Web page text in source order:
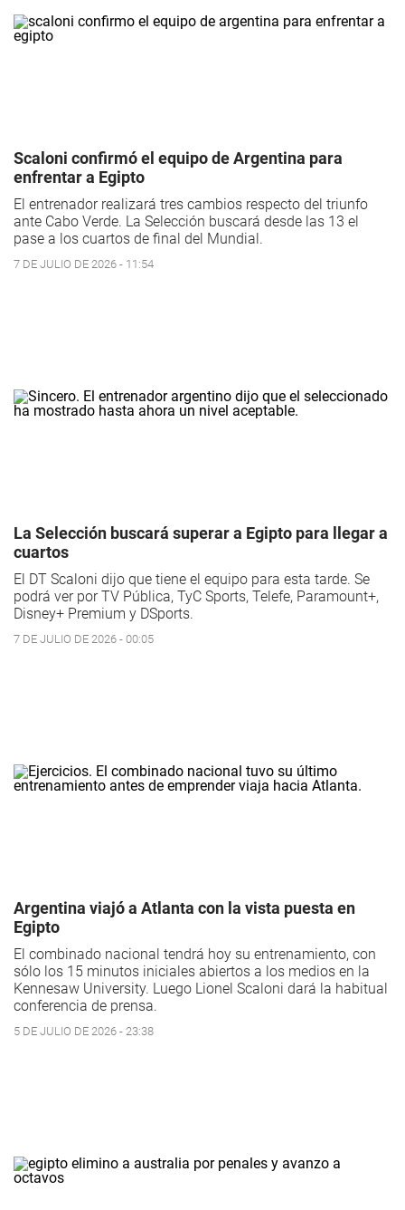
Scaloni confirmó el equipo de Argentina para
enfrentar a Egipto
El entrenador realizará tres cambios respecto del triunfo
ante Cabo Verde. La Selección buscará desde las 13 el
pase a los cuartos de final del Mundial.
7 DE JULIO DE 2026 - 11:54
La Selección buscará superar a Egipto para llegar a
cuartos
El DT Scaloni dijo que tiene el equipo para esta tarde. Se
podrá ver por TV Pública, TyC Sports, Telefe, Paramount+,
Disney+ Premium y DSports.
7 DE JULIO DE 2026 - 00:05
Argentina viajó a Atlanta con la vista puesta en
Egipto
El combinado nacional tendrá hoy su entrenamiento, con
sólo los 15 minutos iniciales abiertos a los medios en la
Kennesaw University. Luego Lionel Scaloni dará la habitual
conferencia de prensa.
5 DE JULIO DE 2026 - 23:38